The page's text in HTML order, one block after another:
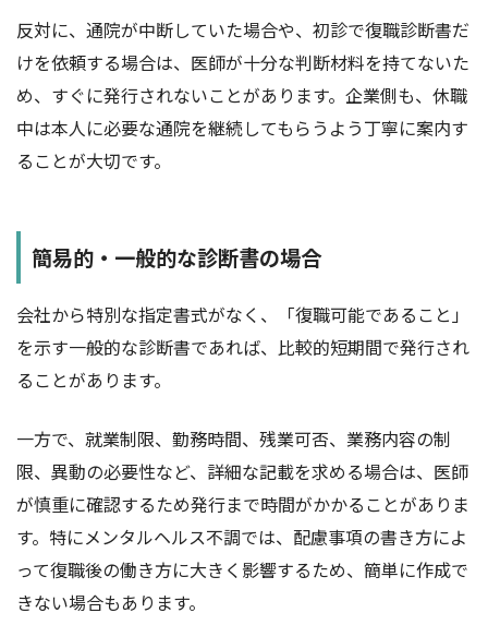
反対に、通院が中断していた場合や、初診で復職診断書だ
けを依頼する場合は、医師が十分な判断材料を持てないた
め、すぐに発行されないことがあります。企業側も、休職
中は本人に必要な通院を継続してもらうよう丁寧に案内す
ることが大切です。
簡易的・一般的な診断書の場合
会社から特別な指定書式がなく、「復職可能であること」
を示す一般的な診断書であれば、比較的短期間で発行され
ることがあります。
一方で、就業制限、勤務時間、残業可否、業務内容の制
限、異動の必要性など、詳細な記載を求める場合は、医師
が慎重に確認するため発行まで時間がかかることがありま
す。特にメンタルヘルス不調では、配慮事項の書き方によ
って復職後の働き方に大きく影響するため、簡単に作成で
きない場合もあります。